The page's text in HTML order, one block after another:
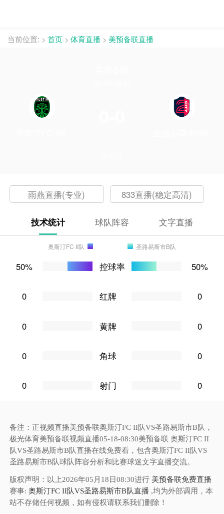
当前位置: > 首页 > 体育直播 > 美预备联直播
雨燕直播(专业) 833直播(稳定高清)
技术统计 球队阵容 文字直播
奥斯汀FC II队 圣路易斯市B队
50% 控球率 50%
0 红牌 0
0 黄牌 0
0 角球 0
0 射门 0
备注：正视频直播美预备联奥斯汀FC II队VS圣路易斯市B队，
极光体育美预备联视频直播05-18-08:30美预备联 奥斯汀FC II
队VS圣路易斯市B队直播在线免费看，包含奥斯汀FC II队VS
圣路易斯市B队球队阵容分析和比赛球迷文字直播交流。
版权声明：以上2026年05月18日08:30进行 美预备联免费直播
赛事:奥斯汀FC II队VS圣路易斯市B队直播 ,均为外部调用，本
站不存储任何视频，如有侵权请联系我们删除！